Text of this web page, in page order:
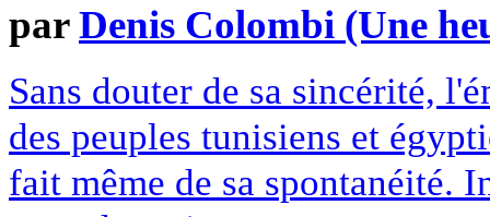
parDenis Colombi (Une
Sans douter de sa sincérité,
des peuples tunisiens et
fait même de sa spontanéité.